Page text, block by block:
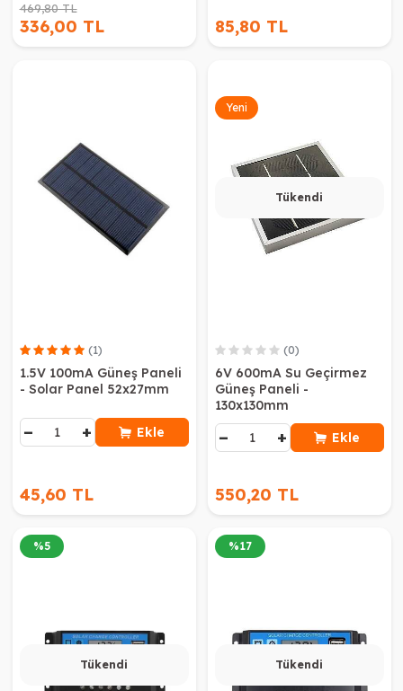
469,80 TL
336,00 TL 85,80 TL
(1)
1.5V 100mA Güneş Paneli
- Solar Panel 52x27mm
− + Ekle
45,60 TL
Yeni
Tükendi
(0)
6V 600mA Su Geçirmez
Güneş Paneli -
130x130mm
− + Ekle
550,20 TL
Tükendi
%5
Tükendi
%17